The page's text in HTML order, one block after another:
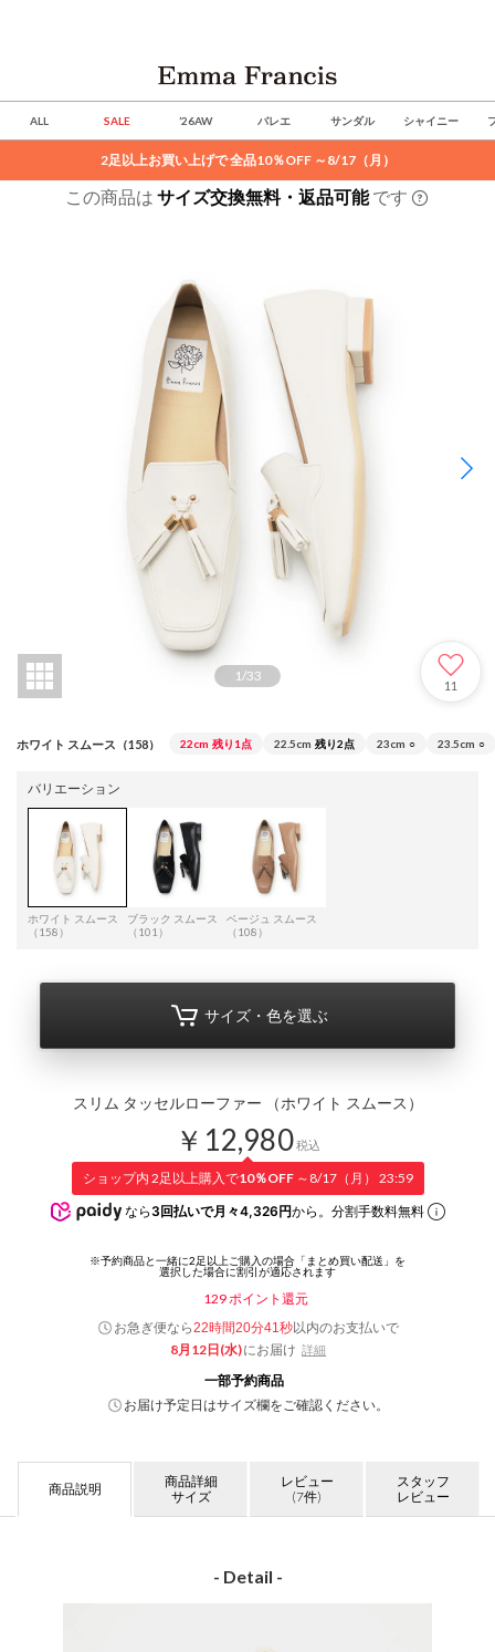
ALL SALE ’26AW バレエ サンダル シャイニー
2足以上お買い上げで 全品10％OFF ～8/17（月）
この商品は サイズ交換無料・返品可能です
1/33
11
ホワイト スムース（158） 22cm 残り1点 22.5cm 残り2点 23cm ○ 23.5cm ○
バリエーション
ホワイト スムース
（158）
ブラック スムース
（101）
ベージュ スムース
（108）
サイズ・色を選ぶ
スリム タッセルローファー （ホワイト スムース）
￥12,980税込
ショップ内 2足以上購入で10％OFF～8/17（月） 23:59
なら 3回払いで月々4,326円から。分割手数料無料
129ポイント還元
お急ぎ便なら22時間20分41秒以内のお支払いで
8月12日(水)にお届け 詳細
一部予約商品
お届け予定日はサイズ欄をご確認ください。
商品説明
商品詳細
サイズ
レビュー
(7件)
スタッフ
レビュー
- Detail -